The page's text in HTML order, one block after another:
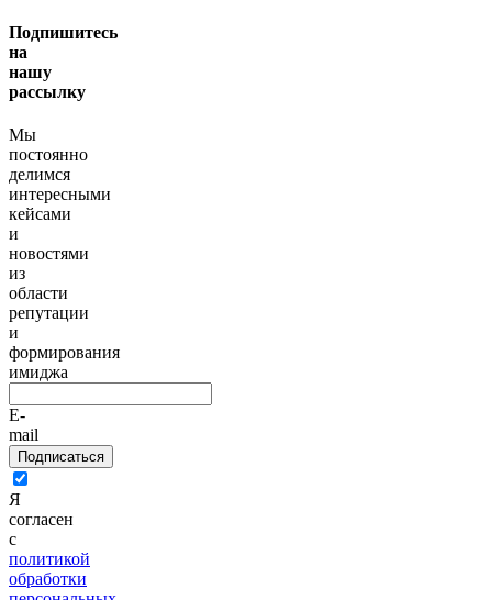
Подпишитесь
на
нашу
рассылку
Мы
постоянно
делимся
интересными
кейсами
и
новостями
из
области
репутации
и
формирования
имиджа
E-
mail
Подписаться
Я
согласен
с
политикой
обработки